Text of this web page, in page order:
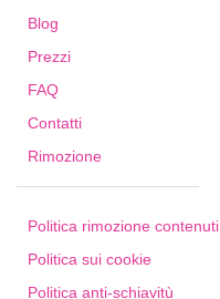
Blog
Prezzi
FAQ
Contatti
Rimozione
Politica rimozione contenuti
Politica sui cookie
Politica anti-schiavitù